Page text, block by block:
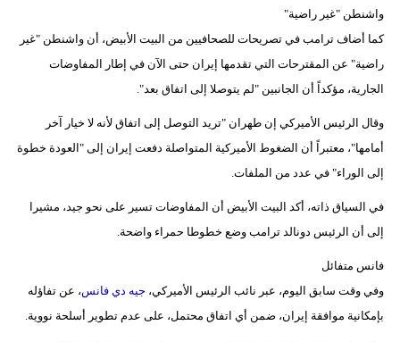
واشنطن "غير راضية"
كما أضاف ترامب في تصريحات للصحافيين من البيت الأبيض، أن واشنطن "غير
راضية" عن المقترحات التي تقدمها إيران حتى الآن في إطار المفاوضات
الجارية، مؤكداً أن الجانبين "لم يتوصلا إلى اتفاق بعد".
وقال الرئيس الأميركي إن طهران "تريد التوصل إلى اتفاق لأنه لا خيار آخر
أمامها"، معتبراً أن الضغوط الأميركية المتواصلة دفعت إيران إلى "العودة خطوة
إلى الوراء" في عدد من الملفات.
في السياق ذاته، أكد البيت الأبيض أن المفاوضات تسير على نحو جيد، مشيرا
إلى أن الرئيس دونالد ترامب وضع خطوطا حمراء واضحة.
فانس متفائل
وفي وقت سابق اليوم، عبر نائب الرئيس الأميركي، جيه دي فانس، عن تفاؤله
بإمكانية موافقة إيران، ضمن أي اتفاق محتمل، على عدم تطوير أسلحة نووية.